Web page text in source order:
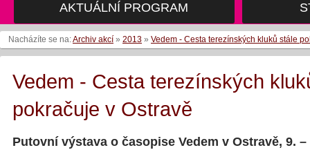
AKTUÁLNÍ PROGRAM
Nacházíte se na:Archiv akcí » 2013 » Vedem - Cesta terezínských kluků stále
Vedem - Cesta terezínských
pokračuje v Ostravě
Putovní výstava o časopise Vedem v Ostravě, 9. –